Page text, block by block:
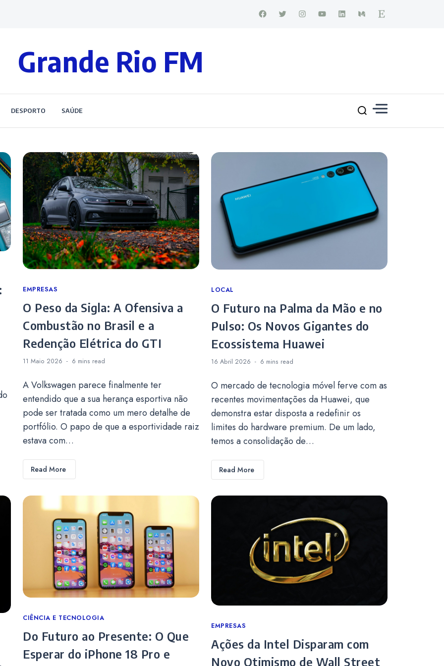
Grande Rio FM
DESPORTO SAÚDE
Categories
EMPRESAS
O Peso da Sigla: A Ofensiva a
Combustão no Brasil e a
Redenção Elétrica do GTI
11 Maio 2026 6 mins read
A Volkswagen parece finalmente ter
entendido que a sua herança esportiva não
pode ser tratada como um mero detalhe de
portfólio. O papo de que a esportividade raiz
estava com…
Read More
Categories
LOCAL
O Futuro na Palma da Mão e no
Pulso: Os Novos Gigantes do
Ecossistema Huawei
16 Abril 2026 6 mins read
O mercado de tecnologia móvel ferve com as
recentes movimentações da Huawei, que
demonstra estar disposta a redefinir os
limites do hardware premium. De um lado,
temos a consolidação de…
Read More
Categories
CIÊNCIA E TECNOLOGIA
Do Futuro ao Presente: O Que
Esperar do iPhone 18 Pro e
Categories
EMPRESAS
Ações da Intel Disparam com
Novo Otimismo de Wall Street